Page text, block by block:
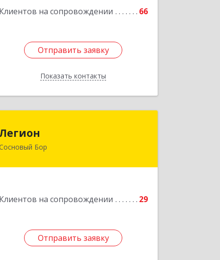
Клиентов на сопровождении 66
Отправить заявку
Показать контакты
Отправить заявку
Назад
Бор
Клиентов на сопровождении 29
Отправить заявку
188544, Ленинградская обл, Сосновый
Отправить заявку